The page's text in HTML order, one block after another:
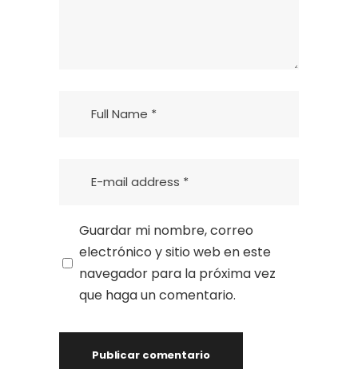
Guardar mi nombre, correo
electrónico y sitio web en este
navegador para la próxima vez
que haga un comentario.